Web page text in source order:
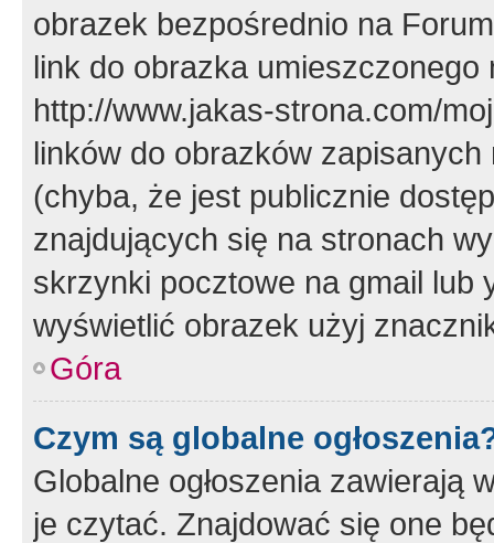
obrazek bezpośrednio na
link do obrazka
http://www.jakas-strona.com/
linków do obrazków
(chyba, że jest publicznie
znajdujących się na stronach
skrzynki pocztowe na gmail lub
wyświetlić obrazek użyj
Góra
Czym są globalne
Globalne ogłoszenia zawierają
je czytać. Znajdować się one